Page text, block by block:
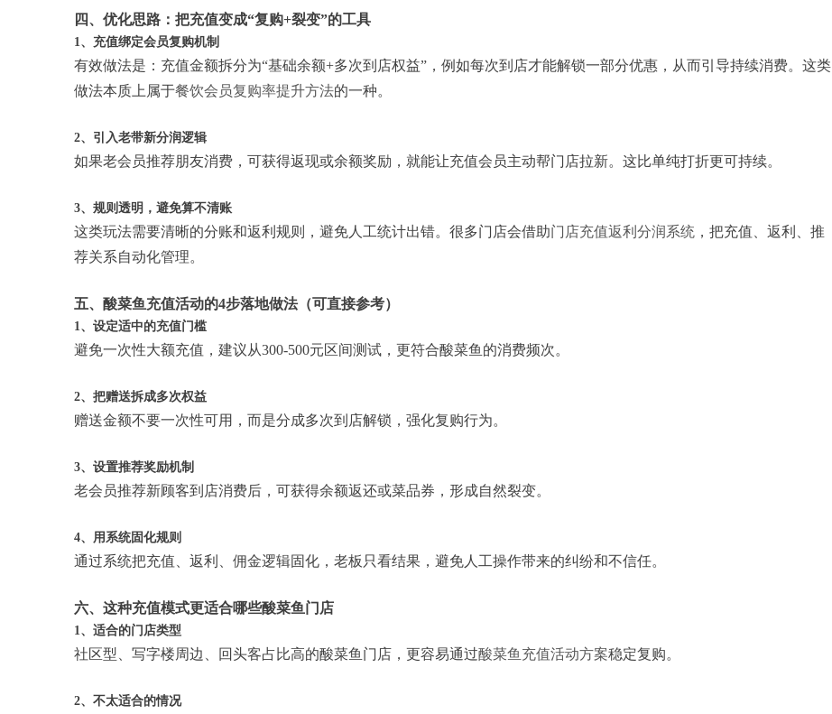
四、优化思路：把充值变成“复购+裂变”的工具
1、充值绑定会员复购机制
有效做法是：充值金额拆分为“基础余额+多次到店权益”，例如每次到店才能解锁一部分优惠，从而引导持续消费。这类
做法本质上属于餐饮会员复购率提升方法的一种。
2、引入老带新分润逻辑
如果老会员推荐朋友消费，可获得返现或余额奖励，就能让充值会员主动帮门店拉新。这比单纯打折更可持续。
3、规则透明，避免算不清账
这类玩法需要清晰的分账和返利规则，避免人工统计出错。很多门店会借助门店充值返利分润系统 ，把充值、返利、推
荐关系自动化管理。
五、酸菜鱼充值活动的4步落地做法（可直接参考）
1、设定适中的充值门槛
避免一次性大额充值，建议从300-500元区间测试，更符合酸菜鱼的消费频次。
2、把赠送拆成多次权益
赠送金额不要一次性可用，而是分成多次到店解锁，强化复购行为。
3、设置推荐奖励机制
老会员推荐新顾客到店消费后，可获得余额返还或菜品券，形成自然裂变。
4、用系统固化规则
通过系统把充值、返利、佣金逻辑固化，老板只看结果，避免人工操作带来的纠纷和不信任。
六、这种充值模式更适合哪些酸菜鱼门店
1、适合的门店类型
社区型、写字楼周边、回头客占比高的酸菜鱼门店，更容易通过酸菜鱼充值活动方案稳定复购。
2、不太适合的情况